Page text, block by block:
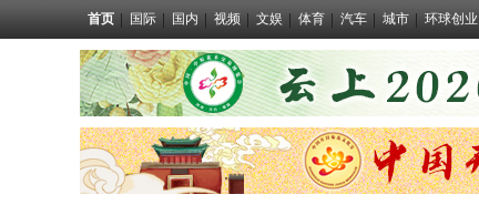
首页 国际 国内 视频 文娱 体育 汽车 城市 环球创业